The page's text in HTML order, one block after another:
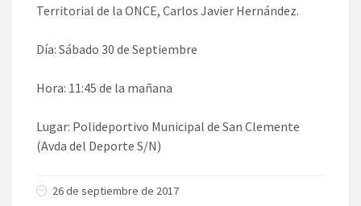
Territorial de la ONCE, Carlos Javier Hernández.
Día: Sábado 30 de Septiembre
Hora: 11:45 de la mañana
Lugar: Polideportivo Municipal de San Clemente
(Avda del Deporte S/N)
26 de septiembre de 2017